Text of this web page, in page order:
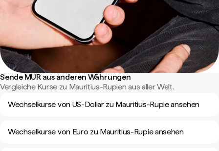
Sende MUR aus anderen Währungen
Vergleiche Kurse zu Mauritius-Rupien aus aller Welt.
Wechselkurse von US-Dollar zu Mauritius-Rupie ansehen
Wechselkurse von Euro zu Mauritius-Rupie ansehen